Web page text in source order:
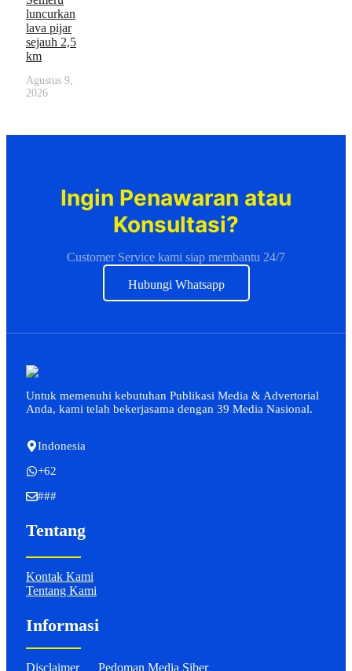
luncurkan
lava pijar
sejauh 2,5
km
Agustus 9,
2026
Ingin Penawaran atau
Konsultasi?
Customer Service kami siap membantu 24/7
Hubungi Whatsapp
Untuk memenuhi kebutuhan Publikasi Media & Advertorial
Anda, kami telah bekerjasama dengan 39 Media Nasional.
Indonesia
+62
###
Tentang
Kontak Kami
Tentang Kami
Informasi
Disclaimer Pedoman Media Siber